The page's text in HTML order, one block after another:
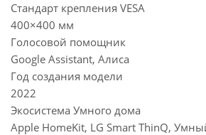
Стандарт крепления VESA
400×400 мм
Голосовой помощник
Google Assistant, Алиса
Год создания модели
2022
Экосистема Умного дома
Apple HomeKit, LG Smart ThinQ,